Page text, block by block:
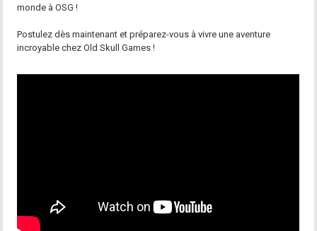
monde à OSG !
Postulez dès maintenant et préparez-vous à vivre une aventure
incroyable chez Old Skull Games !